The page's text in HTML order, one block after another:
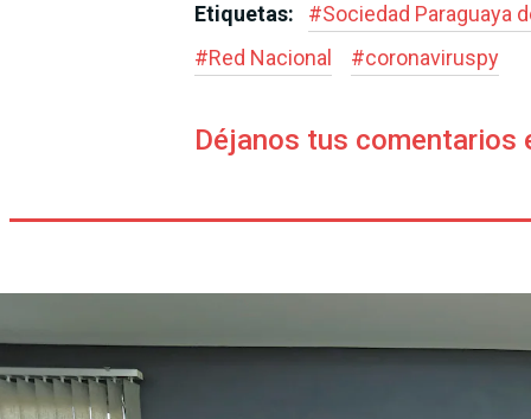
Etiquetas: #Sociedad Paraguaya
#Red Nacional #coronaviruspy
Déjanos tus comentarios